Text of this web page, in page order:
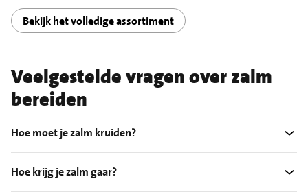
Bekijk het volledige assortiment
Veelgestelde vragen over zalm
bereiden
Hoe moet je zalm kruiden?
Hoe krijg je zalm gaar?